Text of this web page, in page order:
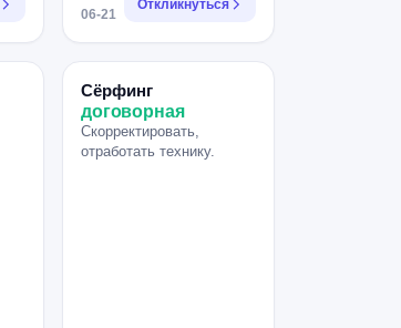
06-21
Откликнуться
Сёрфинг
договорная
Скорректировать,
отработать технику.